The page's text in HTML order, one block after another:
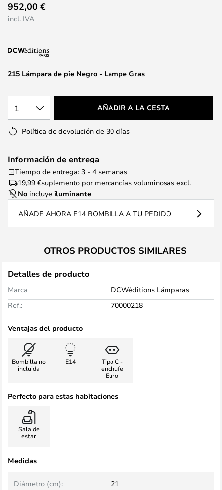
al
comienzo
la
de215 Lámpara de pie Negro - Lampe Gras
952,00 €
incl. IVA
1 AÑADIR A LA CESTA
Política de devolución de 30 días
Información de entrega
Tiempo de entrega: 3 - 4 semanas
19,99 €suplemento por mercancías voluminosas excl.
No incluye iluminante
AÑADE AHORA E14 BOMBILLA A TU PEDIDO
OTROS PRODUCTOS SIMILARES
Detalles de producto
Marca
DCWéditions Lámparas
Ref.:
70000218
Ventajas del producto
Bombilla no
incluida
E14
Tipo C -
enchufe
Euro
Perfecto para estas habitaciones
Sala de
estar
Medidas
Diámetro (cm): 21